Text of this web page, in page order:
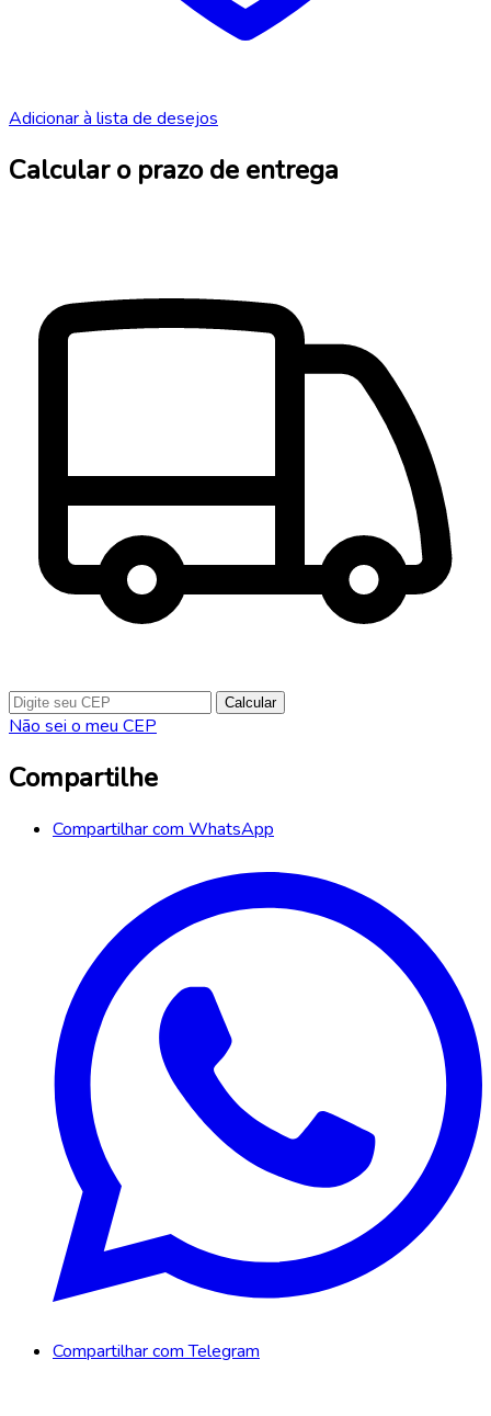
Adicionar à lista de desejos
Calcular o prazo de entrega
Calcular
Não sei o meu CEP
Compartilhe
Compartilhar com WhatsApp
Compartilhar com Telegram